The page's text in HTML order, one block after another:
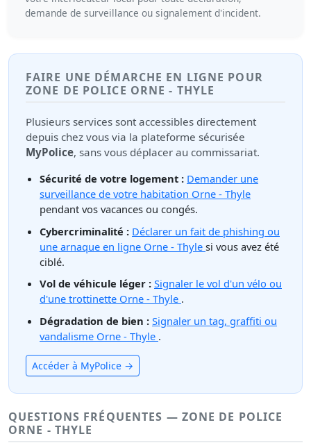
demande de surveillance ou signalement d'incident.
FAIRE UNE DÉMARCHE EN LIGNE POUR
ZONE DE POLICE ORNE - THYLE
Plusieurs services sont accessibles directement
depuis chez vous via la plateforme sécurisée
MyPolice, sans vous déplacer au commissariat.
Sécurité de votre logement : Demander une
surveillance de votre habitation Orne - Thyle
pendant vos vacances ou congés.
Cybercriminalité : Déclarer un fait de phishing ou
une arnaque en ligne Orne - Thyle si vous avez été
ciblé.
Vol de véhicule léger : Signaler le vol d'un vélo ou
d'une trottinette Orne - Thyle .
Dégradation de bien : Signaler un tag, graffiti ou
vandalisme Orne - Thyle .
Accéder à MyPolice →
QUESTIONS FRÉQUENTES — ZONE DE POLICE
ORNE - THYLE